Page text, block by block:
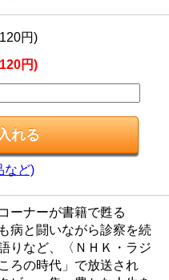
円)
円)
など)
ーナーが書籍で甦る
病と闘いながら診察を続
りなど、〈ＮＨＫ・ラジ
ろの時代」で放送され